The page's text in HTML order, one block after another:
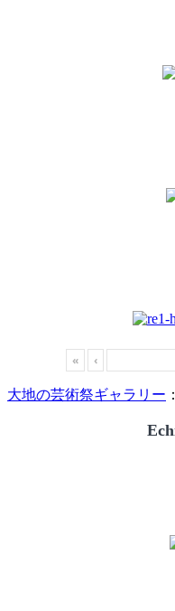
« ‹
大地の芸術祭ギャラリー